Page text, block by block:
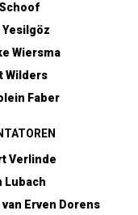
Yesilgöz
Wiersma
Wilders
Faber
Verlinde
Lubach
van Erven Dorens